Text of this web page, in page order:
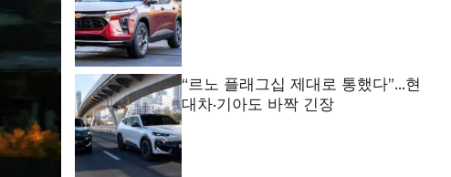
“르노 플래그십 제대로 통했다”…현
대차·기아도 바짝 긴장